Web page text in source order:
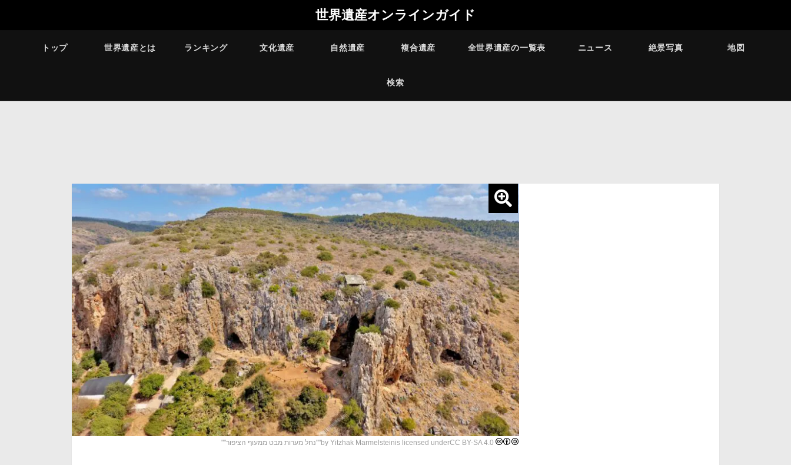
世界遺産オンラインガイド
トップ 世界遺産とは ランキング 文化遺産 自然遺産 複合遺産 全世界遺産の一覧表 ニュース 絶景写真 地図
検索
""נחל מערות מבט ממעוף הציפור""by Yitzhak Marmelsteinis licensed underCC BY-SA 4.0